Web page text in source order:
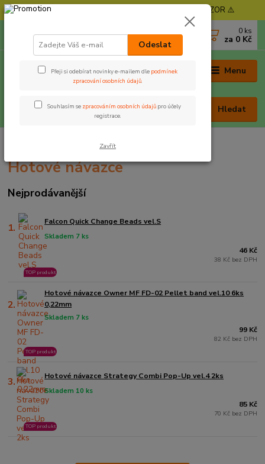
⚠️ POZOR - Objednávky expedujeme od 11. 8. - POZOR ⚠️
Menu
Hledat
0 ks
za 0 Kč
Hotové návazce
Nejprodávanější
1. Falcon Quick Change Beads vel.S
Skladem 7 ks
TOP produkt
46 Kč
38 Kč bez DPH
2.
Hotové návazce Owner MF FD-02 Pellet band vel.10 6ks
0,22mm
Skladem 7 ks
TOP produkt
99 Kč
82 Kč bez DPH
3. Hotové návazce Strategy Combi Pop-Up vel.4 2ks
Skladem 10 ks
TOP produkt
85 Kč
70 Kč bez DPH
Odeslat
Přeji si odebírat novinky e-mailem dle podmínek
zpracování osobních údajů.
Souhlasím se zpracováním osobních údajů pro účely
registrace.
Zavřít